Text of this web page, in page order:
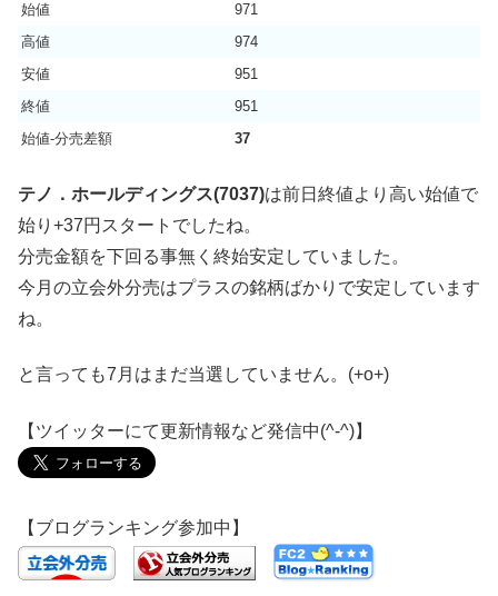
始値
971
高値
974
安値
951
終値
951
始値-分売差額
37
テノ．ホールディングス(7037)は前日終値より高い始値で
始り+37円スタートでしたね。
分売金額を下回る事無く終始安定していました。
今月の立会外分売はプラスの銘柄ばかりで安定しています
ね。
と言っても7月はまだ当選していません。(+o+)
【ツイッターにて更新情報など発信中(^-^)】
【ブログランキング参加中】